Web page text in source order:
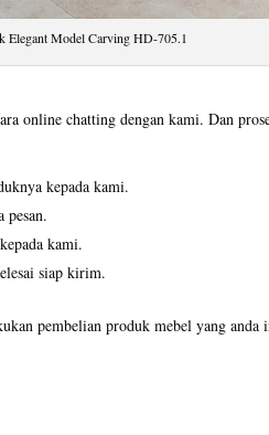
Elegant Model Carving HD-705.1
online chatting dengan kami. Dan
kepada kami.
pesan.
kami.
siap kirim.
pembelian produk mebel yang